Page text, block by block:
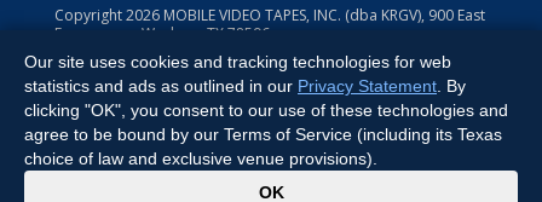
Copyright2026 MOBILE VIDEO TAPES, INC. (dba KRGV), 900 East
Expressway, Weslaco, TX 78596.
All Rights Reserved. Powered by:Ruby Shore Software
Our site uses cookies and tracking technologies for web
statistics and ads as outlined in our Privacy Statement . By
clicking "OK", you consent to our use of these technologies and
agree to be bound by our Terms of Service (including its Texas
choice of law and exclusive venue provisions).
OK